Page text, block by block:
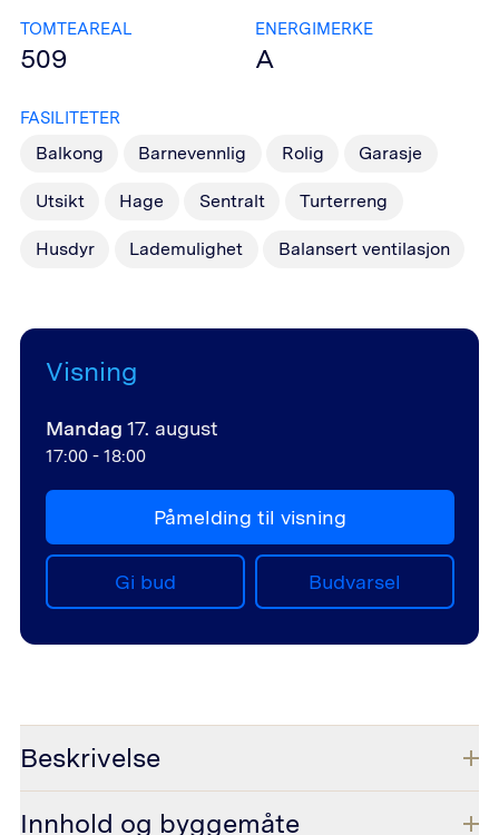
TOMTEAREAL
509
ENERGIMERKE
A
FASILITETER
Balkong Barnevennlig Rolig Garasje
Utsikt Hage Sentralt Turterreng
Husdyr Lademulighet Balansert ventilasjon
Visning
Mandag 17. august
17:00- 18:00
Påmelding til visning
Gi bud Budvarsel
Beskrivelse
Innhold og byggemåte